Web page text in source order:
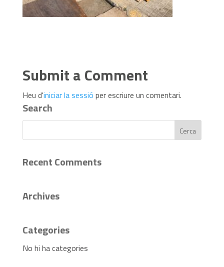
Submit a Comment
Heu d'iniciar la sessió per escriure un comentari.
Search
Recent Comments
Archives
Categories
No hi ha categories